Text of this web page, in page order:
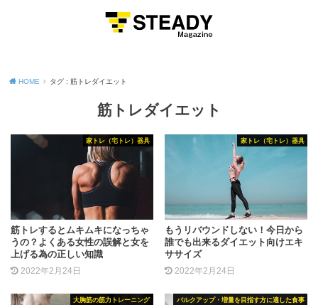
HOME タグ : 筋トレダイエット
筋トレダイエット
家トレ（宅トレ）器具
筋トレするとムキムキになっちゃ
うの？よくある女性の誤解と女を
上げる為の正しい知識
2022年2月24日
家トレ（宅トレ）器具
もうリバウンドしない！今日から
誰でも出来るダイエット向けエキ
ササイズ
2022年2月24日
大胸筋の筋力トレーニング バルクアップ・増量を目指す方に適した食事